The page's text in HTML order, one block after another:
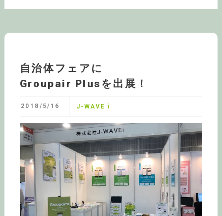
自治体フェアに
Groupair Plusを出展！
2018/5/16 J-WAVE i